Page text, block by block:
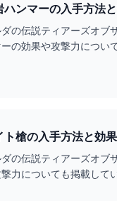
ハンマーの入手方法
の伝説ティアーズオブ
の効果や攻撃力につい
ト槍の入手方法と効
の伝説ティアーズオブ
力についても掲載して